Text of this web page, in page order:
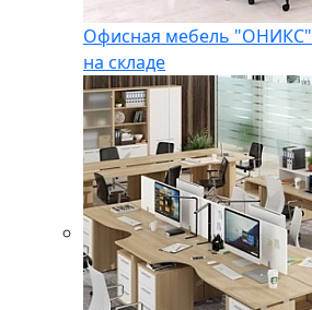
Офисная мебель "ОНИКС"
на складе